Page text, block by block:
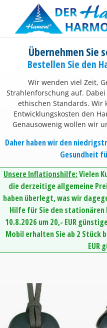
content
Übernehmen Sie
Bestellen Sie den
Wir wenden viel Zeit,
Strahlenforschung auf.
ethischen Standards. Wir
Entwicklungskosten den
Genausowenig wollen wir
Daher haben wir den
Gesundheit
Unsere Inflationshilfe:Vielen
die derzeitige allgemeine
haben überlegt, was wir
Hilfe für Sie den stationären
10.8.2026 um 20,- EUR
Mobil erhalten Sie ab 2 Stück
EUR